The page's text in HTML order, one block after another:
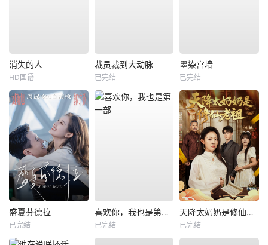
消失的人
HD国语
裁员裁到大动脉
已完结
墨染宫墙
已完结
盛夏芬德拉
已完结
喜欢你，我也是第一部
已完结
天降太奶奶是修仙老祖
已完结